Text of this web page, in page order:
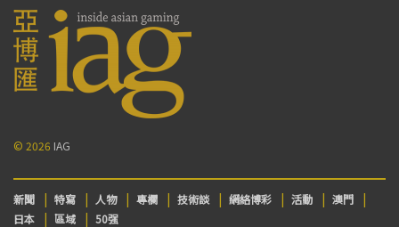
© 2026 IAG
新聞 特寫 人物 專欄 技術談 網絡博彩 活動
澳門
日本
區域 50强